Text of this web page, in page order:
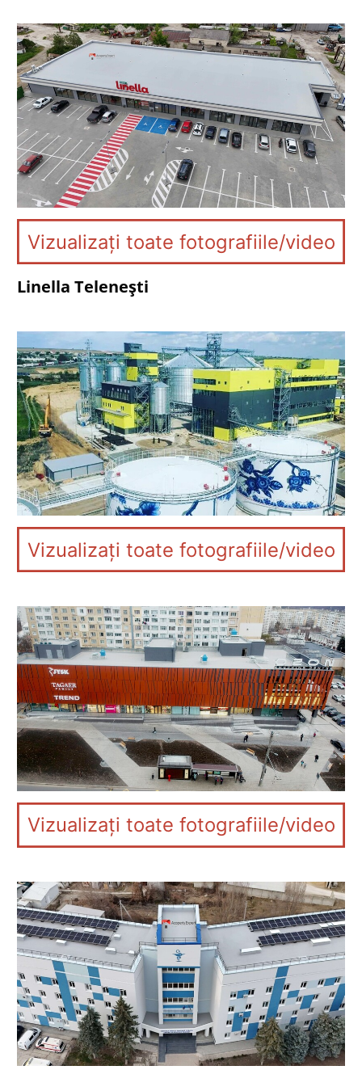
Vizualizați toate fotografiile/video
Linella Telenești
Vizualizați toate fotografiile/video
Vizualizați toate fotografiile/video